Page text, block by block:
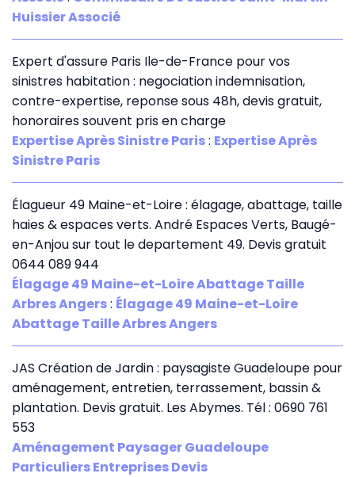
Huissier Associé
Expert d'assure Paris Ile-de-France pour vos
sinistres habitation : negociation indemnisation,
contre-expertise, reponse sous 48h, devis gratuit,
honoraires souvent pris en charge
Expertise Après Sinistre Paris: Expertise Après
Sinistre Paris
Élagueur 49 Maine-et-Loire : élagage, abattage, taille
haies & espaces verts. André Espaces Verts, Baugé-
en-Anjou sur tout le departement 49. Devis gratuit
0644 089 944
Élagage 49 Maine-et-Loire Abattage Taille
Arbres Angers: Élagage 49 Maine-et-Loire
Abattage Taille Arbres Angers
JAS Création de Jardin : paysagiste Guadeloupe pour
aménagement, entretien, terrassement, bassin &
plantation. Devis gratuit. Les Abymes. Tél : 0690 761
553
Aménagement Paysager Guadeloupe
Particuliers Entreprises Devis